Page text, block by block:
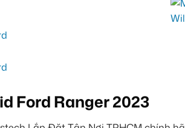
Ford Ranger 2023